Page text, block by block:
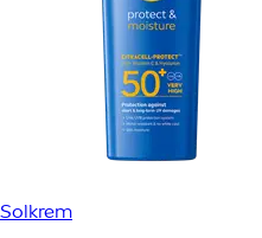
Solkrem